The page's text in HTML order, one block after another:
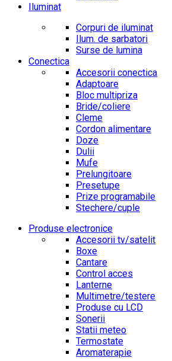
Iluminat
Corpuri de iluminat
Ilum. de sarbatori
Surse de lumina
Conectica
Accesorii conectica
Adaptoare
Bloc multipriza
Bride/coliere
Cleme
Cordon alimentare
Doze
Dulii
Mufe
Prelungitoare
Presetupe
Prize programabile
Stechere/cuple
Produse electronice
Accesorii tv/satelit
Boxe
Cantare
Control acces
Lanterne
Multimetre/testere
Produse cu LCD
Sonerii
Statii meteo
Termostate
Aromaterapie